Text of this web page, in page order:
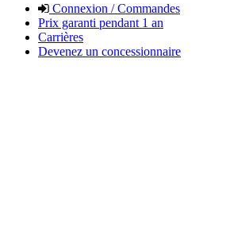
Connexion / Commandes
Prix garanti pendant 1 an
Carrières
Devenez un concessionnaire